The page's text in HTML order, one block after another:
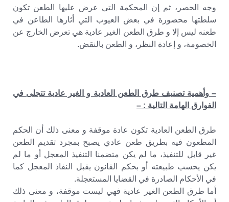
وجه الحصر، ثم إن المحكمة التي عرض عليها الطعن تكون
سلطتها محصورة في بعض العيوب التي أثارها الطاعن في
طعنه ليس إلا و طرق الطعن الغير عادية هي تعرض الخارج عن
الخصومة، و إعادة النظر، و الطعن بالنقض.
– وأهمية تصنيف طرق الطعن العادية و الغير عادية تتجلى في
الفوارق الهامة التالية : –
طرق الطعن العادية تكون عادة موقفة و معنى ذلك أن الحكم
المطعون فيه بطريق طعن عادي يصبح بمجرد تقديم الطعن
غير قابل للتنفيذ، ما لم يكن متضمنا التنفيذ المعجل أو ما لم
يكن يحسب طبيعته أو بحكم القانون يقبل النفاذ المعجل كما
في الأحكام الصادرة في القضايا المستعجلة.
أما طرق الطعن الغير عادية فهي ليست موقفة، و معنى ذلك